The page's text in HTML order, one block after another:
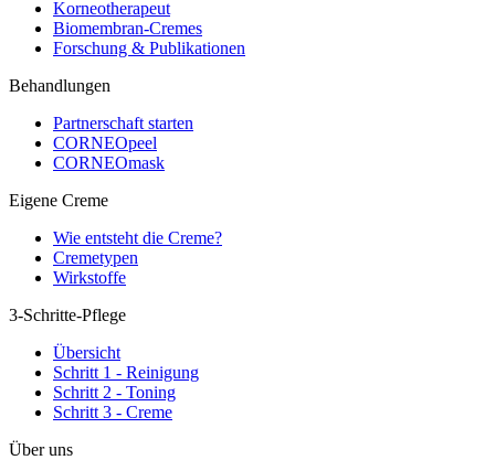
Korneotherapeut
Biomembran-Cremes
Forschung & Publikationen
Behandlungen
Partnerschaft starten
CORNEOpeel
CORNEOmask
Eigene Creme
Wie entsteht die Creme?
Cremetypen
Wirkstoffe
3-Schritte-Pflege
Übersicht
Schritt 1 - Reinigung
Schritt 2 - Toning
Schritt 3 - Creme
Über uns